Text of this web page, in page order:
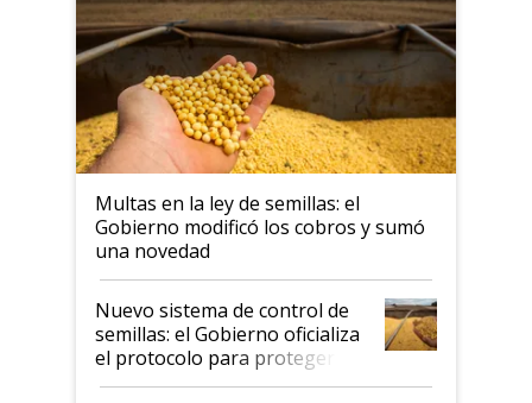
Multas en la ley de semillas: el
Gobierno modificó los cobros y sumó
una novedad
Nuevo sistema de control de
semillas: el Gobierno oficializa
el protocolo para proteger la
propiedad intelectual